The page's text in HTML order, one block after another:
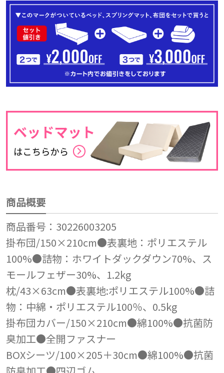
商品概要
商品番号：30226003205
掛布団/150×210cm●表裏地：ポリエステル
100%●詰物：ホワイトダックダウン70%、ス
モールフェザー30%、1.2kg
枕/43×63cm●表裏地:ポリエステル100%●詰
物：中綿・ポリエステル100％、0.5kg
掛布団カバー/150×210cm●綿100%●抗菌防
臭加工●全開ファスナー
BOXシーツ/100×205＋30cm●綿100%●抗菌